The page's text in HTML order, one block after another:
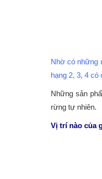
Nhờ có những
hạng 2, 3, 4
Những sản
rừng tự nhiên.
Vị trí nào của